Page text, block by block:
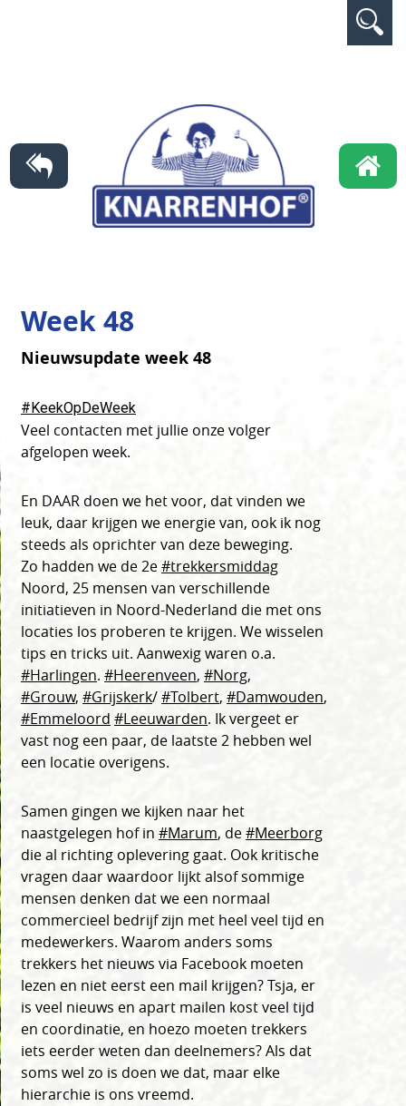
Week 48
Nieuwsupdate week 48
#KeekOpDeWeek
Veel contacten met jullie onze volger
afgelopen week.
En DAAR doen we het voor, dat vinden we
leuk, daar krijgen we energie van, ook ik nog
steeds als oprichter van deze beweging.
Zo hadden we de 2e#trekkersmiddag
Noord, 25 mensen van verschillende
initiatieven in Noord-Nederland die met ons
locaties los proberen te krijgen. We wisselen
tips en tricks uit. Aanwexig waren o.a.
#Harlingen. #Heerenveen, #Norg,
#Grouw, #Grijskerk/#Tolbert, #Damwouden,
#Emmeloord #Leeuwarden. Ik vergeet er
vast nog een paar, de laatste 2 hebben wel
een locatie overigens.
Samen gingen we kijken naar het
naastgelegen hof in #Marum, de#Meerborg
die al richting oplevering gaat. Ook kritische
vragen daar waardoor lijkt alsof sommige
mensen denken dat we een normaal
commercieel bedrijf zijn met heel veel tijd en
medewerkers. Waarom anders soms
trekkers het nieuws via Facebook moeten
lezen en niet eerst een mail krijgen? Tsja, er
is veel nieuws en apart mailen kost veel tijd
en coordinatie, en hoezo moeten trekkers
iets eerder weten dan deelnemers? Als dat
soms wel zo is doen we dat, maar elke
hierarchie is ons vreemd.